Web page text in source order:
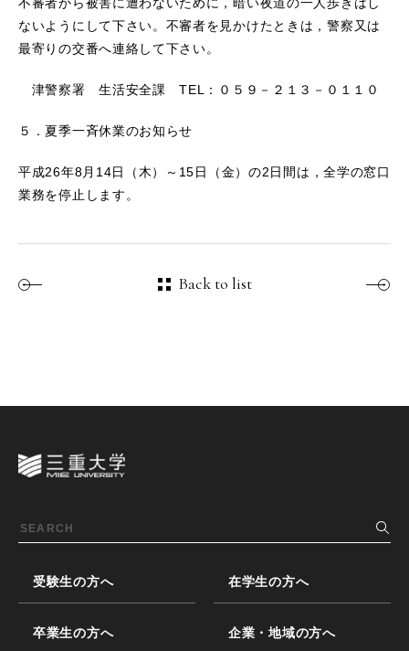
ないようにして下さい。不審者を見かけたときは，警察又は
最寄りの交番へ連絡して下さい。
津警察署 生活安全課 TEL：０５９－２１３－０１１０
５．夏季一斉休業のお知らせ
平成26年8月14日（木）～15日（金）の2日間は，全学の窓口
業務を停止します。
Back to list
受験生の方へ 在学生の方へ
卒業生の方へ 企業・地域の方へ